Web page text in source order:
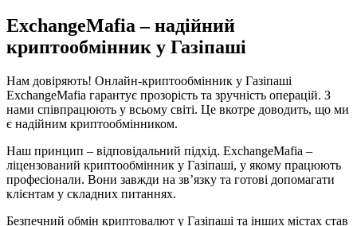
ExchangeMafia – надійний
криптообмінник у Газіпаші
Нам довіряють! Онлайн-криптообмінник у Газіпаші
ExchangeMafia гарантує прозорість та зручність операцій. З
нами співпрацюють у всьому світі. Це вкотре доводить, що ми
є надійним криптообмінником.
Наш принцип – відповідальний підхід. ExchangeMafia –
ліцензований криптообмінник у Газіпаші, у якому працюють
професіонали. Вони завжди на зв’язку та готові допомагати
клієнтам у складних питаннях.
Безпечний обмін криптовалют у Газіпаші та інших містах став